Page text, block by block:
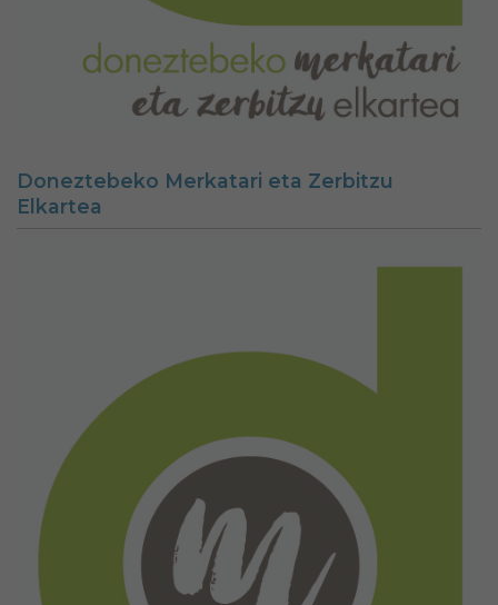
Doneztebeko Merkatari eta Zerbitzu
Elkartea